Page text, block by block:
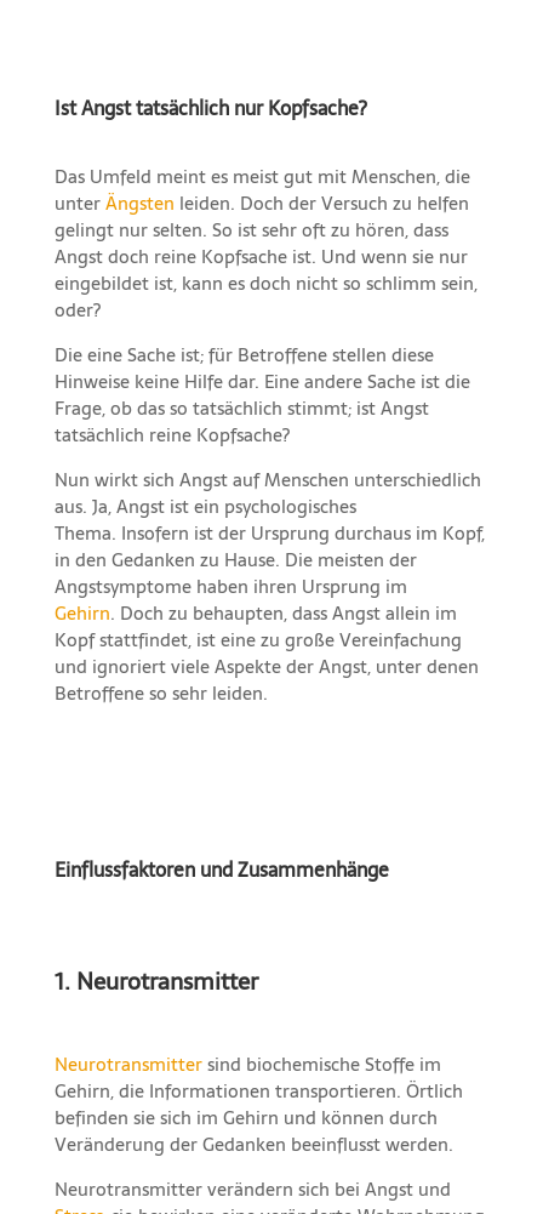
Ist Angst tatsächlich nur Kopfsache?
Das Umfeld meint es meist gut mit Menschen, die
unterÄngsten leiden. Doch der Versuch zu helfen
gelingt nur selten. So ist sehr oft zu hören, dass
Angst doch reine Kopfsache ist. Und wenn sie nur
eingebildet ist, kann es doch nicht so schlimm sein,
oder?
Die eine Sache ist; für Betroffene stellen diese
Hinweise keine Hilfe dar. Eine andere Sache ist die
Frage, ob das so tatsächlich stimmt; ist Angst
tatsächlich reine Kopfsache?
Nun wirkt sich Angst auf Menschen unterschiedlich
aus. Ja, Angst ist ein psychologisches
Thema. Insofern ist der Ursprung durchaus im Kopf,
in den Gedanken zu Hause. Die meisten der
Angstsymptome haben ihren Ursprung im
Gehirn. Doch zu behaupten, dass Angst allein im
Kopf stattfindet, ist eine zu große Vereinfachung
und ignoriert viele Aspekte der Angst, unter denen
Betroffene so sehr leiden.
Einflussfaktoren und Zusammenhänge
1. Neurotransmitter
Neurotransmittersind biochemische Stoffe im
Gehirn, die Informationen transportieren. Örtlich
befinden sie sich im Gehirn und können durch
Veränderung der Gedanken beeinflusst werden.
Neurotransmitter verändern sich bei Angst und